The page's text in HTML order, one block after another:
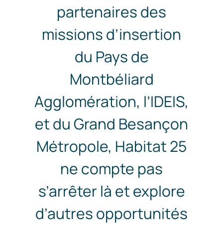
partenaires des
missions d’insertion
du Pays de
Montbéliard
Agglomération, l’IDEIS,
et du Grand Besançon
Métropole, Habitat 25
ne compte pas
s’arrêter là et explore
d’autres opportunités